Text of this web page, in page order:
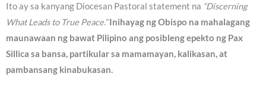
Ito ay sa kanyang Diocesan Pastoral statement na “Discerning
What Leads to True Peace.”Inihayag ng Obispo na mahalagang
maunawaan ng bawat Pilipino ang posibleng epekto ng Pax
Sillica sa bansa, partikular sa mamamayan, kalikasan, at
pambansang kinabukasan.